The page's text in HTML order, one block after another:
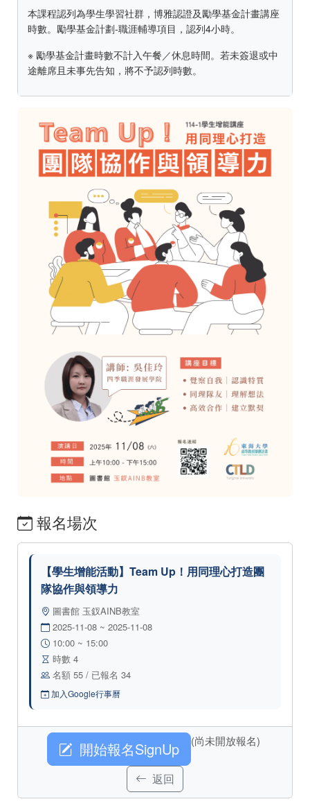
本課程認列為學生學習社群，博雅認證及勵學基金計畫講座
時數。勵學基金計劃-職涯輔導項目，認列4小時。
※ 勵學基金計畫時數不計入午餐／休息時間。若未簽退或中
途離席且未事先告知，將不予認列時數。
報名場次
【學生增能活動】Team Up！用同理心打造團
隊協作與領導力
圖書館 玉釵AINB教室
2025-11-08 ~ 2025-11-08
10:00 ~ 15:00
時數 4
名額 55 / 已報名 34
加入Google行事曆
開始報名SignUp (尚未開放報名)
返回